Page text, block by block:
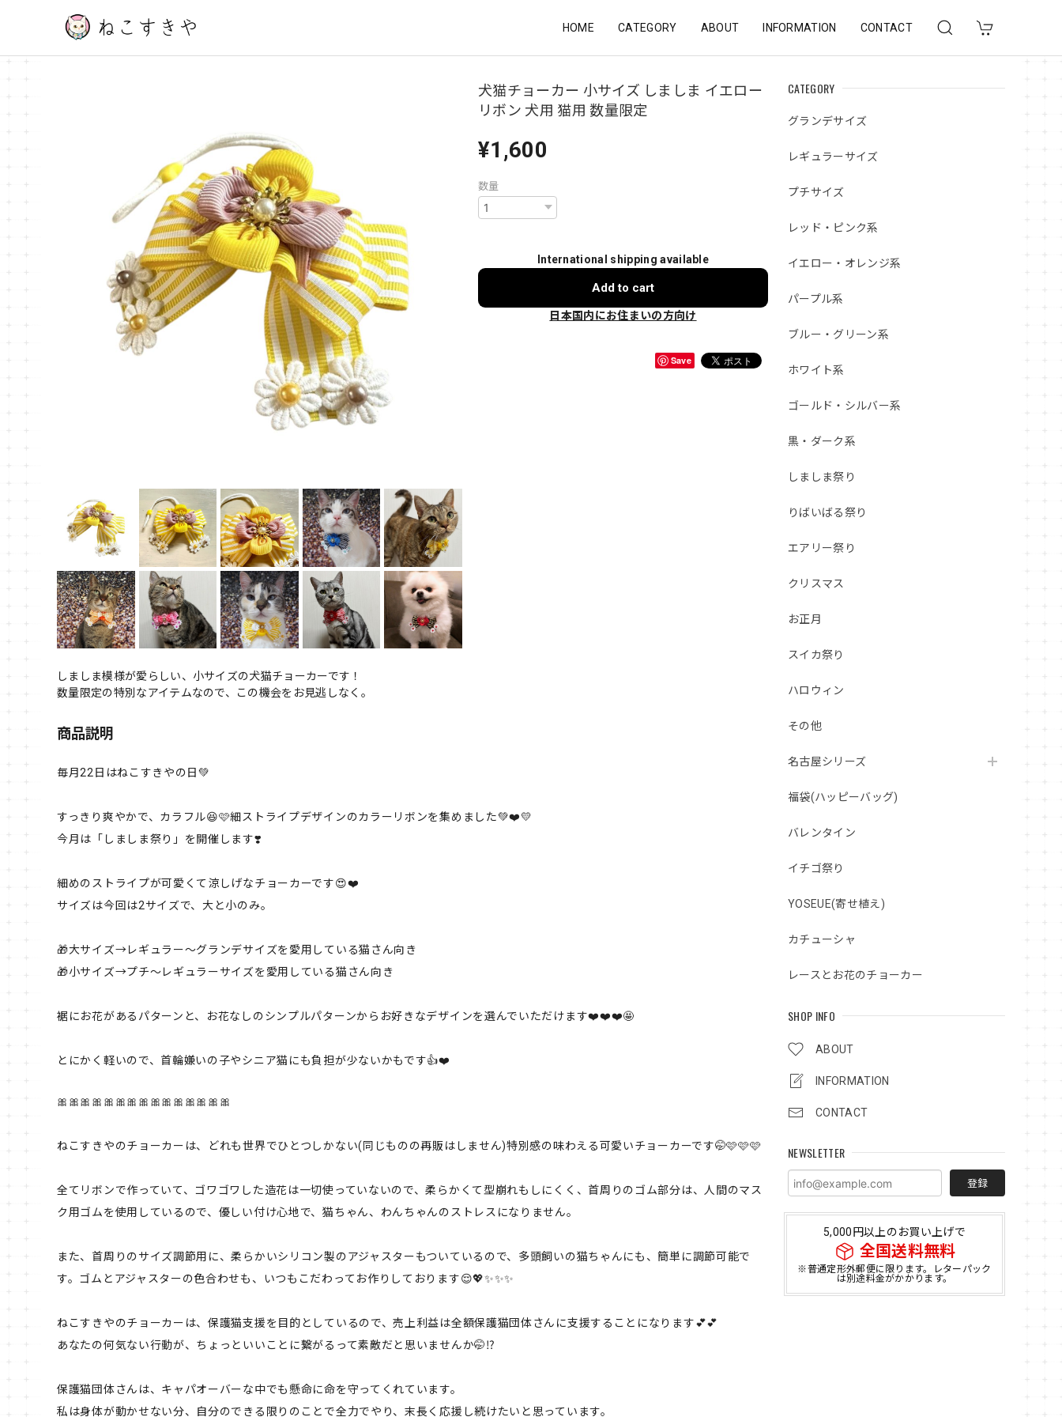
HOME CATEGORY ABOUT INFORMATION CONTACT
CATEGORY
グランデサイズ
レギュラーサイズ
プチサイズ
レッド・ピンク系
イエロー・オレンジ系
パープル系
ブルー・グリーン系
ホワイト系
ゴールド・シルバー系
黒・ダーク系
しましま祭り
りばいばる祭り
エアリー祭り
クリスマス
お正月
スイカ祭り
ハロウィン
その他
名古屋シリーズ
福袋(ハッピーバッグ)
バレンタイン
イチゴ祭り
YOSEUE(寄せ植え)
カチューシャ
レースとお花のチョーカー
SHOP INFO
ABOUT
INFORMATION
CONTACT
NEWSLETTER
登録
5,000円以上のお買い上げで
全国送料無料
※普通定形外郵便に限ります。レターパック
は別途料金がかかります。
犬猫チョーカー 小サイズ しましま イエロー
リボン 犬用 猫用 数量限定
¥1,600
数量
International shipping available
Add to cart
日本国内にお住まいの方向け
Save
しましま模様が愛らしい、小サイズの犬猫チョーカーです！
数量限定の特別なアイテムなので、この機会をお見逃しなく。
商品説明
毎月22日はねこすきやの日💚
すっきり爽やかで、カラフル😆🩷細ストライプデザインのカラーリボンを集めました💚❤️💛
今月は「しましま祭り」を開催します❣️
細めのストライプが可愛くて涼しげなチョーカーです😍❤️
サイズは今回は2サイズで、大と小のみ。
🎁大サイズ→レギュラー〜グランデサイズを愛用している猫さん向き
🎁小サイズ→プチ〜レギュラーサイズを愛用している猫さん向き
裾にお花があるパターンと、お花なしのシンプルパターンからお好きなデザインを選んでいただけます❤️❤️❤️🤩
とにかく軽いので、首輪嫌いの子やシニア猫にも負担が少ないかもです👍❤️
🎀🎀🎀🎀🎀🎀🎀🎀🎀🎀🎀🎀🎀🎀🎀
ねこすきやのチョーカーは、どれも世界でひとつしかない(同じものの再販はしません)特別感の味わえる可愛いチョーカーです🤭🩷🩷🩷
全てリボンで作っていて、ゴワゴワした造花は一切使っていないので、柔らかくて型崩れもしにくく、首周りのゴム部分は、人間のマス
ク用ゴムを使用しているので、優しい付け心地で、猫ちゃん、わんちゃんのストレスになりません。
また、首周りのサイズ調節用に、柔らかいシリコン製のアジャスターもついているので、多頭飼いの猫ちゃんにも、簡単に調節可能で
す。ゴムとアジャスターの色合わせも、いつもこだわってお作りしております😌💖✨✨✨
ねこすきやのチョーカーは、保護猫支援を目的としているので、売上利益は全額保護猫団体さんに支援することになります💕💕
あなたの何気ない行動が、ちょっといいことに繋がるって素敵だと思いませんか🤭⁉️
保護猫団体さんは、キャパオーバーな中でも懸命に命を守ってくれています。
私は身体が動かせない分、自分のできる限りのことで全力でやり、末長く応援し続けたいと思っています。